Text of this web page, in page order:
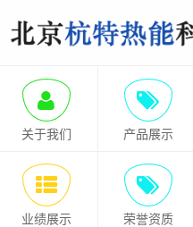
关于我们 产品展示
业绩展示 荣誉资质